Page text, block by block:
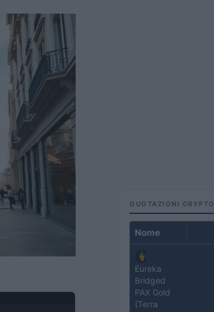
QUOTAZIONI CRYPTO
Nome
Eureka
Bridged
PAX Gold
(Terra